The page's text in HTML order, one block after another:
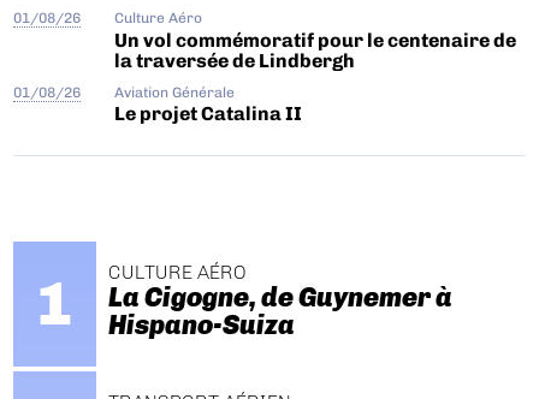
01/08/26 Culture Aéro
Un vol commémoratif pour le centenaire de
la traversée de Lindbergh
01/08/26 Aviation Générale
Le projet Catalina II
CULTURE AÉRO
La Cigogne, de Guynemer à
Hispano-Suiza